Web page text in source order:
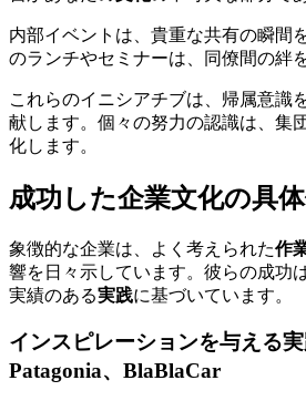
内部イベントは、貴重な共有の瞬間
のランチやセミナーは、同僚間の絆
これらのイニシアチブは、帰属意識
献します。個々の努力の認識は、集
化します。
成功した企業文化の具
象徴的な企業は、よく考えられた作
響を日々示しています。彼らの成功
実績のある実践に基づいています。
インスピレーションを与える実
Patagonia、BlaBlaCar